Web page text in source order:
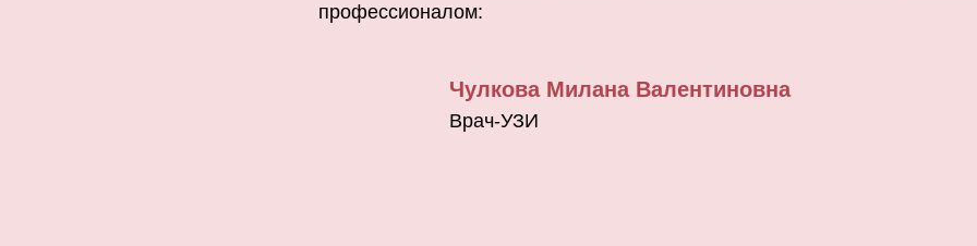
профессионалом:
Чулкова Милана Валентиновна
Врач-УЗИ